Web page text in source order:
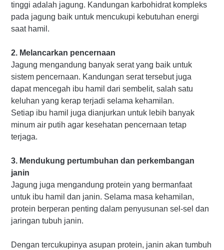
tinggi adalah jagung. Kandungan karbohidrat kompleks
pada jagung baik untuk mencukupi kebutuhan energi
saat hamil.
2. Melancarkan pencernaan
Jagung mengandung banyak serat yang baik untuk
sistem pencernaan. Kandungan serat tersebut juga
dapat mencegah ibu hamil dari sembelit, salah satu
keluhan yang kerap terjadi selama kehamilan.
Setiap ibu hamil juga dianjurkan untuk lebih banyak
minum air putih agar kesehatan pencernaan tetap
terjaga.
3. Mendukung pertumbuhan dan perkembangan
janin
Jagung juga mengandung protein yang bermanfaat
untuk ibu hamil dan janin. Selama masa kehamilan,
protein berperan penting dalam penyusunan sel-sel dan
jaringan tubuh janin.
Dengan tercukupinya asupan protein, janin akan tumbuh